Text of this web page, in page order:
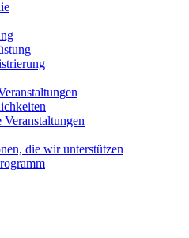
die wir unterstützen